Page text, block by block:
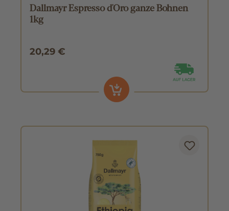
Dallmayr Espresso d'Oro ganze Bohnen
1kg
20,29 €